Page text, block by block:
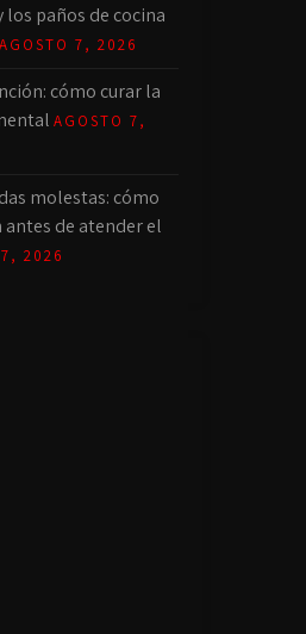
paños de cocina
AGOSTO 7, 2026
cómo curar la
AGOSTO 7,
molestas: cómo
de atender el
2026